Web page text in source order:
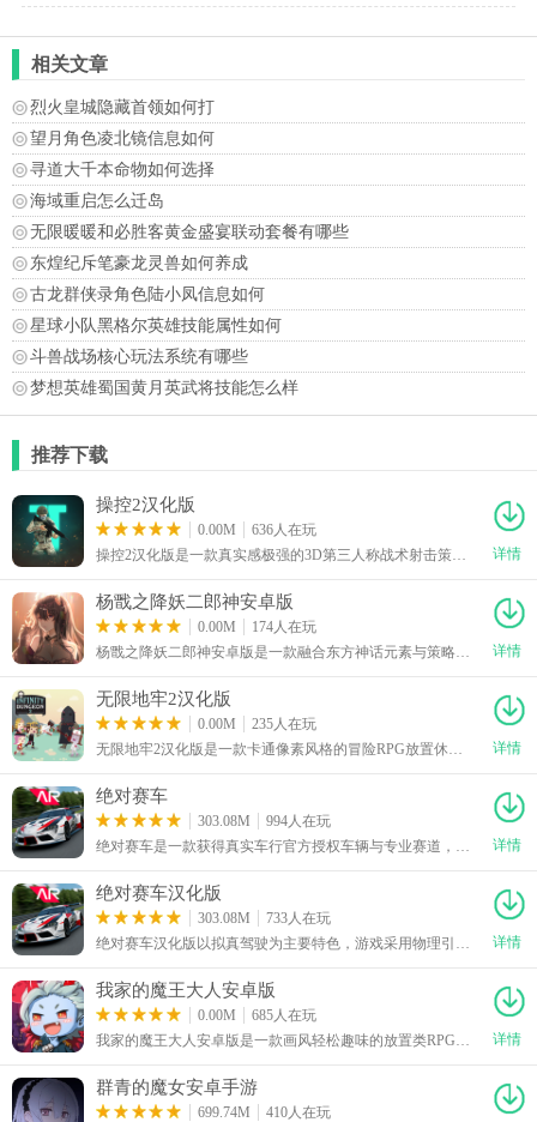
相关文章
烈火皇城隐藏首领如何打
望月角色凌北镜信息如何
寻道大千本命物如何选择
海域重启怎么迁岛
无限暖暖和必胜客黄金盛宴联动套餐有哪些
东煌纪斥笔豪龙灵兽如何养成
古龙群侠录角色陆小凤信息如何
星球小队黑格尔英雄技能属性如何
斗兽战场核心玩法系统有哪些
梦想英雄蜀国黄月英武将技能怎么样
推荐下载
操控2汉化版
0.00M
636人在玩
详情
杨戬之降妖二郎神安卓版
0.00M
174人在玩
详情
无限地牢2汉化版
0.00M
235人在玩
详情
绝对赛车
303.08M
994人在玩
详情
绝对赛车汉化版
303.08M
733人在玩
详情
我家的魔王大人安卓版
0.00M
685人在玩
详情
群青的魔女安卓手游
699.74M 410人在玩